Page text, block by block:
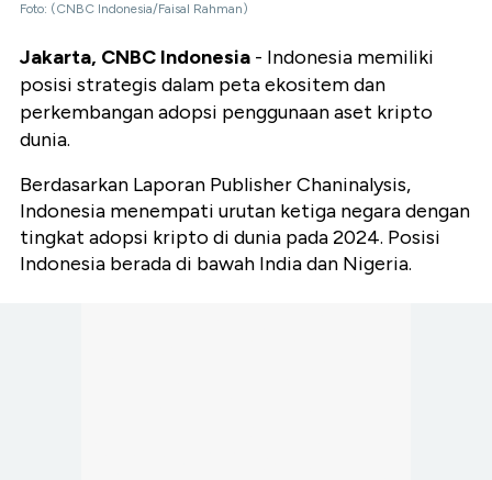
Foto: (CNBC Indonesia/Faisal Rahman)
Jakarta, CNBC Indonesia - Indonesia memiliki
posisi strategis dalam peta ekositem dan
perkembangan adopsi penggunaan aset kripto
dunia.
Berdasarkan Laporan Publisher Chaninalysis,
Indonesia menempati urutan ketiga negara dengan
tingkat adopsi kripto di dunia pada 2024. Posisi
Indonesia berada di bawah India dan Nigeria.